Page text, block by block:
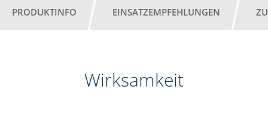
PRODUKTINFO EINSATZEMPFEHLUNGEN
Wirksamkeit